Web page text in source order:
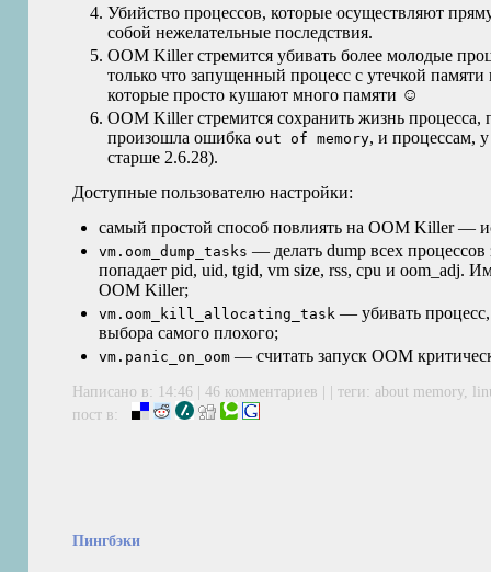
Убийство процессов, которые осуществляют
собой нежелательные последствия.
OOM Killer стремится убивать более молодые
только что запущенный процесс с утечкой
которые просто кушают много памяти ☺
OOM Killer стремится сохранить жизнь
произошла ошибка out of memory, и процессам,
старше 2.6.28).
Доступные пользователю настройки:
самый простой способ повлиять наOOM Killer —
vm.oom_dump_tasks — делать dump всех
попадает pid, uid, tgid, vm size, rss, cpu и oom_adj.
OOM Killer;
vm.oom_kill_allocating_task — убивать
выбора самого плохого;
vm.panic_on_oom — считать запускOOM
Написано в: 14:46 |46 комментариев | | теги: about memory,
пост в:
Пингбэки